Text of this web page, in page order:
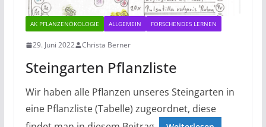
AK PFLANZENÖKOLOGIE ALLGEMEIN FORSCHENDES LERNEN
29. Juni 2022 Christa Berner
Steingarten Pflanzliste
Wir haben alle Pflanzen unseres Steingarten in
eine Pflanzliste (Tabelle) zugeordnet, diese